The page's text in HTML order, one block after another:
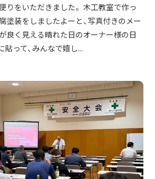
りをいただきました。 木工教室で作っ
塗装をしましたよーと、写真付きのメー
良く見える晴れた日のオーナー様の日
貼って、みんなで嬉し...